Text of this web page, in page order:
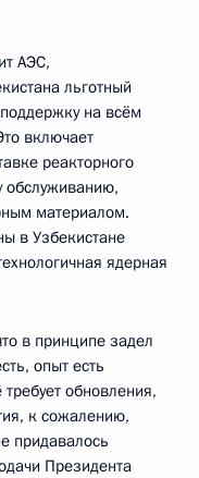
АЭС,
льготный
на всём
включает
реакторного
обслуживанию,
материалом.
в Узбекистане
ядерная
в принципе задел
опыт есть
обновления,
к сожалению,
придавалось
Президента